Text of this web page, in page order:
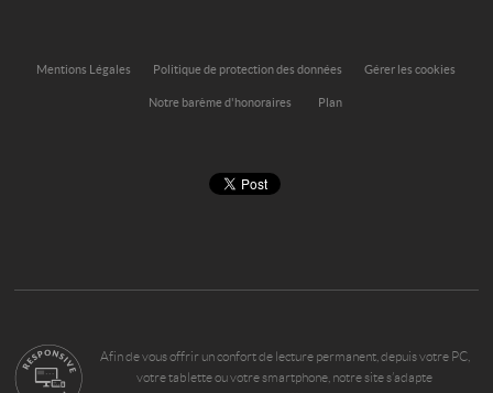
Mentions Légales Politique de protection des données Gérer les cookies
Notre barème d'honoraires Plan
Afin de vous offrir un confort de lecture permanent, depuis votre PC,
votre tablette ou votre smartphone, notre site s’adapte